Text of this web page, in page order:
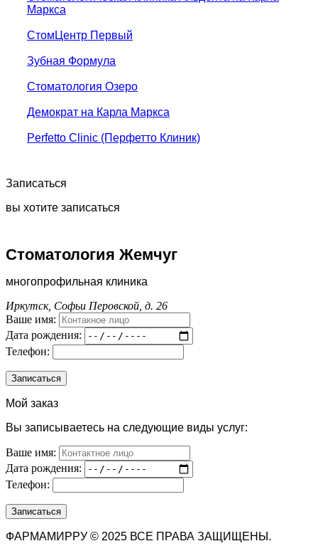
Маркса
СтомЦентр Первый
Зубная Формула
Стоматология Озеро
Демократ на Карла Маркса
Perfetto Clinic (Перфетто Клиник)
Записаться
вы хотите записаться
Стоматология Жемчуг
многопрофильная клиника
Иркутск, Софьи Перовской, д. 26
Ваше имя:
Дата рождения:
Телефон:
Мой заказ
Вы записываетесь на следующие виды услуг:
Ваше имя:
Дата рождения:
Телефон:
ФАРМАМИРРУ © 2025 ВСЕ ПРАВА ЗАЩИЩЕНЫ.